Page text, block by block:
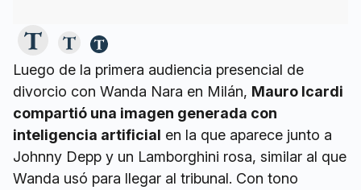
Luego de la primera audiencia presencial de
divorcio con Wanda Nara en Milán, Mauro Icardi
compartió una imagen generada con
inteligencia artificial en la que aparece junto a
Johnny Depp y un Lamborghini rosa, similar al que
Wanda usó para llegar al tribunal. Con tono